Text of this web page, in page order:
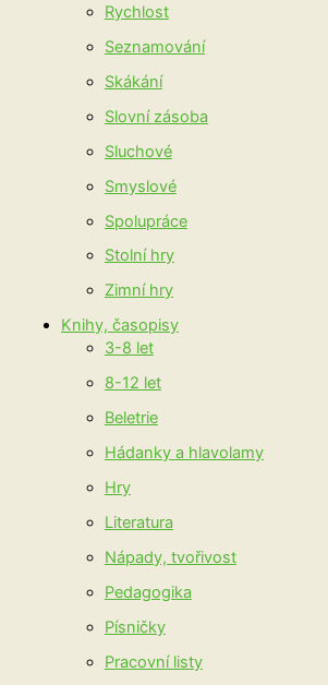
Rychlost
Seznamování
Skákání
Slovní zásoba
Sluchové
Smyslové
Spolupráce
Stolní hry
Zimní hry
Knihy, časopisy
3-8 let
8-12 let
Beletrie
Hádanky a hlavolamy
Hry
Literatura
Nápady, tvořivost
Pedagogika
Písničky
Pracovní listy